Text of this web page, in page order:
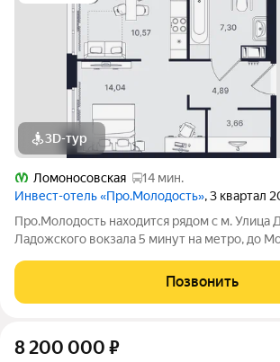
3D-тур
Ломоносовская
14 мин.
Инвест-отель «Про.Молодость», 3 квартал
Про.Молодость находится рядом с м. Улица
Ладожского вокзала 5 минут на метро, до
расположены крупные гипермаркеты
Окей, Петрович. Пешком можно
Позвонить
8 200 000 ₽